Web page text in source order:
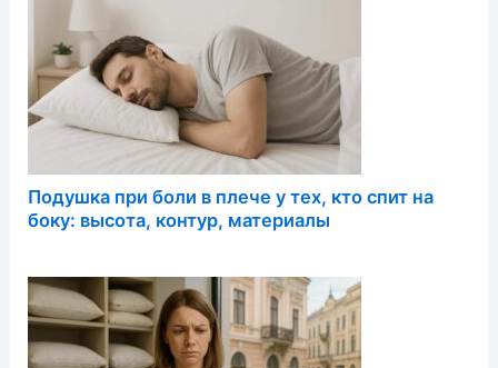
Подушка при боли в плече у тех, кто спит на
боку: высота, контур, материалы